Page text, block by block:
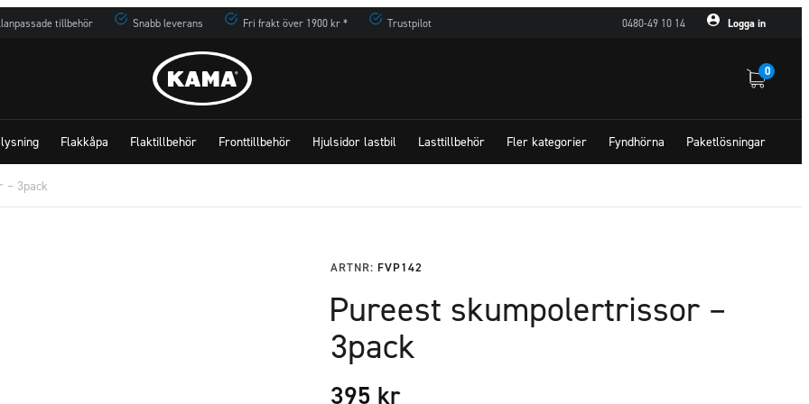
tillbehör Snabb leverans Fri frakt över 1900 kr * Trustpilot 0480-49 10 14 Logga in
0
Flakkåpa Flaktillbehör Fronttillbehör Hjulsidor lastbil Lasttillbehör Fler kategorier Fyndhörna Paketlösningar
– 3pack
ARTNR: FVP142
Pureest skumpolertrissor –
3pack
395 kr